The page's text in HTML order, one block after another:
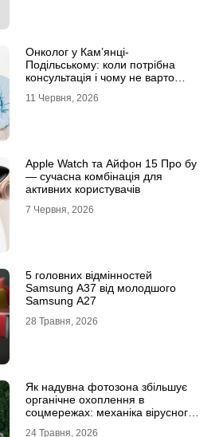
Онколог у Кам’янці-
Подільському: коли потрібна
консультація і чому не варто
11 Червня, 2026
Apple Watch та Айфон 15 Про бу
— сучасна комбінація для
активних користувачів
7 Червня, 2026
5 головних відмінностей
Samsung A37 від молодшого
Samsung A27
28 Травня, 2026
Як надувна фотозона збільшує
органічне охоплення в
соцмережах: механіка вірусного
24 Травня, 2026